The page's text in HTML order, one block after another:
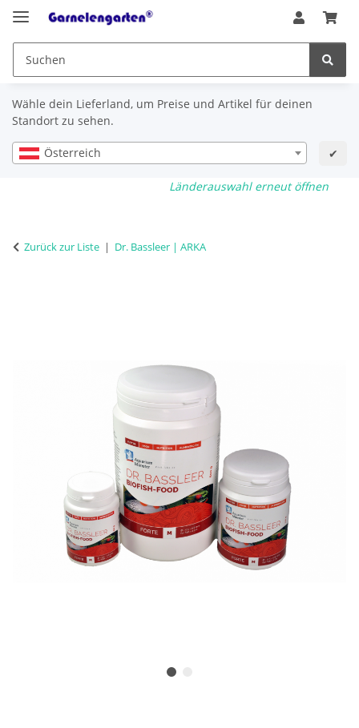
Wähle dein Lieferland, um Preise und Artikel für deinen
Standort zu sehen.
Österreich ✔
Länderauswahl erneut öffnen
Zurück zur Liste Dr. Bassleer | ARKA